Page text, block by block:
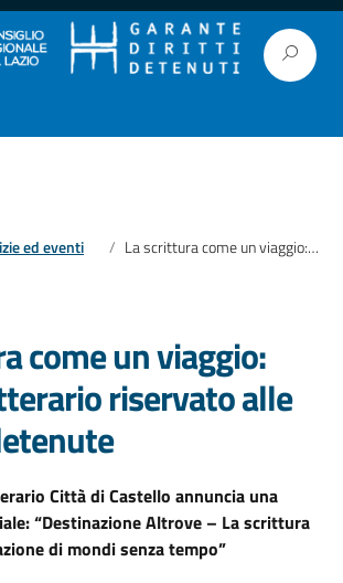
ed eventi La scrittura come un viaggio: premio letterario riservato alle persone detenute
come un viaggio:
riservato alle
Città di Castello annuncia una
“Destinazione Altrove – La scrittura
di mondi senza tempo”